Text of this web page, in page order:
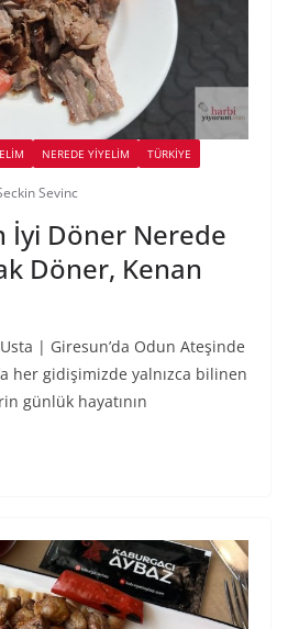
NEREDE YİYELİM TÜRKIYE
Sevinc
İyi Döner Nerede
Döner, Kenan
| Giresun’da Odun Ateşinde
her gidişimizde yalnızca bilinen
günlük hayatının